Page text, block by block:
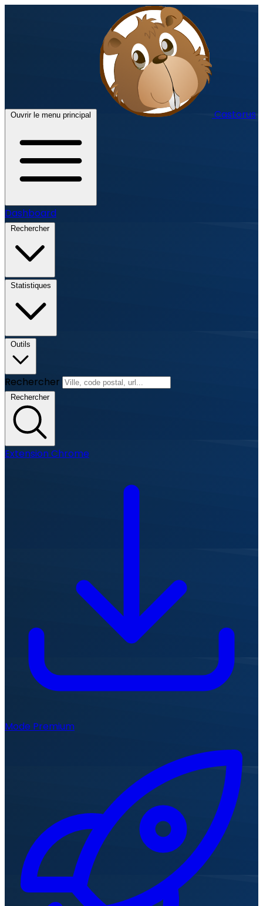
Ouvrir le menu principal Castorus
Dashboard
Rechercher
Statistiques
Outils
Rechercher
Rechercher
Extension Chrome
Mode Premium